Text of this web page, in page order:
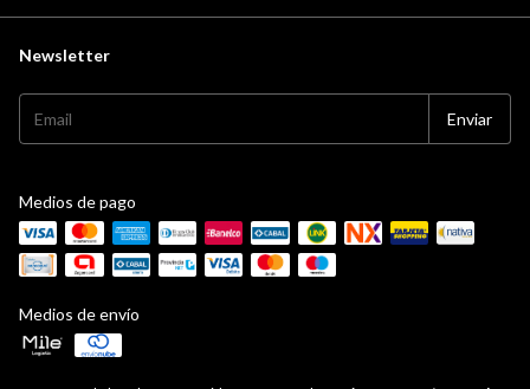
Newsletter
Medios de pago
Medios de envío